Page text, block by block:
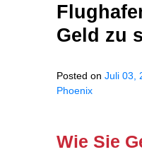
Geld zu
Posted on Juli 03,
Phoenix
Wie Sie